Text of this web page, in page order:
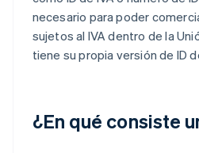
necesario para poder
sujetos al IVA dentro de la
tiene su propia versión de ID
¿En qué consiste